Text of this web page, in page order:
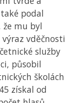
podal
mu byl
vděčnosti
služby
působil
školách
získal od